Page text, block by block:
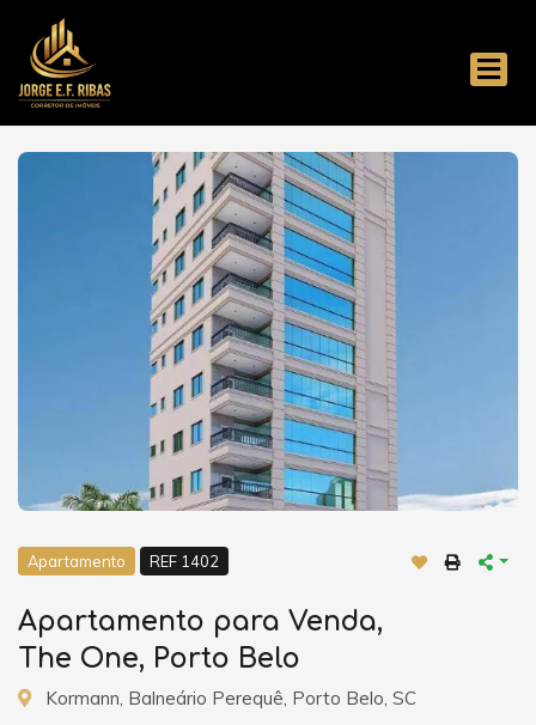
Apartamento REF 1402
Apartamento para Venda,
The One, Porto Belo
Kormann, Balneário Perequê, Porto Belo, SC